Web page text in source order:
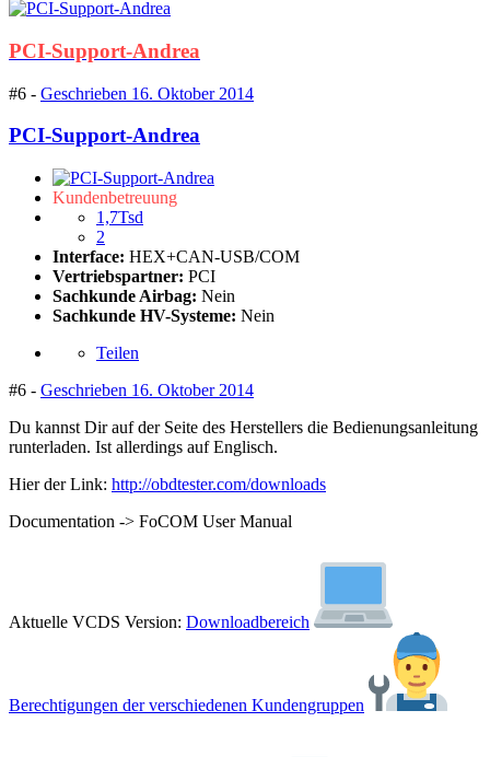
PCI-Support-Andrea
#6 - Geschrieben 16. Oktober 2014
PCI-Support-Andrea
Kundenbetreuung
1,7Tsd
2
Interface: HEX+CAN-USB/COM
Vertriebspartner: PCI
Sachkunde Airbag: Nein
Sachkunde HV-Systeme: Nein
Teilen
#6 - Geschrieben 16. Oktober 2014
Du kannst Dir auf der Seite des Herstellers die Bedienungsanleitung
runterladen. Ist allerdings auf Englisch.
Hier der Link: http://obdtester.com/downloads
Documentation -> FoCOM User Manual
Aktuelle VCDS Version: Downloadbereich
Berechtigungen der verschiedenen Kundengruppen